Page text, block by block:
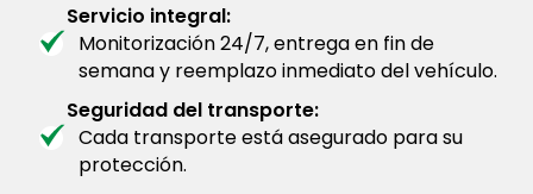
Servicio integral:
Monitorización 24/7, entrega en fin de
semana y reemplazo inmediato del vehículo.
Seguridad del transporte:
Cada transporte está asegurado para su
protección.